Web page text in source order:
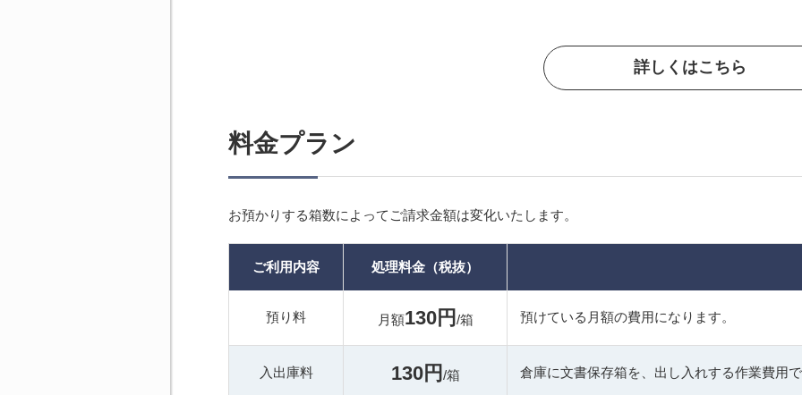
詳しくはこちら
料金プラン
お預かりする箱数によってご請求金額は変化いたします。
ご利用内容 処理料金（税抜）
預り料 月額130円 /箱 預けている月額の費用になります。
入出庫料 130円 /箱 倉庫に文書保存箱を、出し入れする作業費用